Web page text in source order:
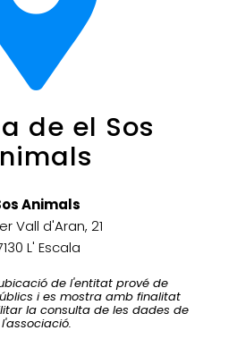
de el Sos
Animals
Vall d'Aran, 21
L' Escala
de l'entitat prové de
i es mostra amb finalitat
la consulta de les dades de
l'associació.